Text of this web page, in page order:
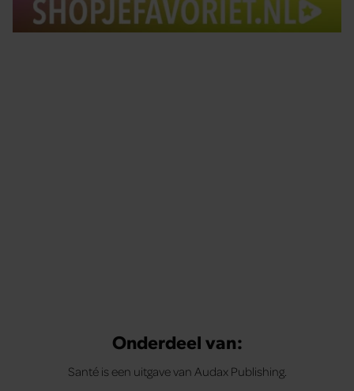
Onderdeel van:
Santé is een uitgave van Audax Publishing.